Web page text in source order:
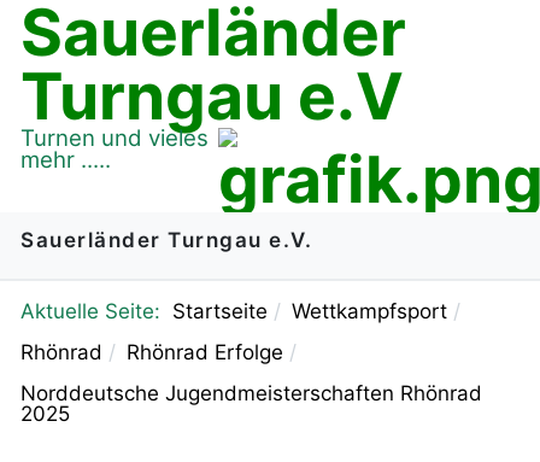
Sauerländer
Turngau e.V
Turnen und vieles
mehr .....
Sauerländer Turngau e.V.
Aktuelle Seite: Startseite
Wettkampfsport
Rhönrad
Rhönrad Erfolge
Norddeutsche Jugendmeisterschaften Rhönrad
2025